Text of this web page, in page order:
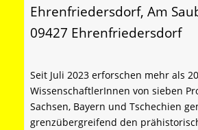
Ehrenfriedersdorf, Am
09427 Ehrenfriedersdorf
Seit Juli 2023 erforschen mehr als 20
WissenschaftlerInnen von sieben
Sachsen, Bayern und Tschechien
grenzübergreifend den